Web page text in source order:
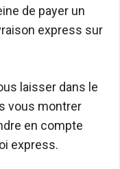
de payer un
express sur
laisser dans le
vous montrer
en compte
express.